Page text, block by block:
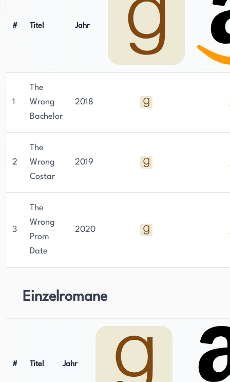
# Titel Jahr
1
The
Wrong
Bachelor
2018
2
The
Wrong
Costar
2019
3
The
Wrong
Prom
Date
2020
Einzelromane
# Titel Jahr